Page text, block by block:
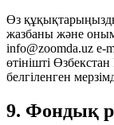
Өз
жазбаны және
info@zoomda.uz e-
өтінішті
белгіленген
9. Фондық